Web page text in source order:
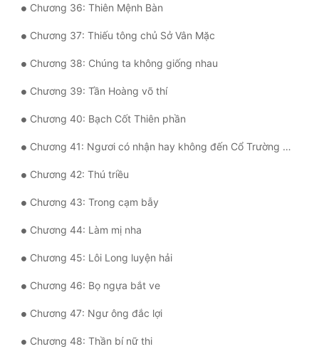
Chương 36: Thiên Mệnh Bàn
Chương 37: Thiếu tông chủ Sở Vân Mặc
Chương 38: Chúng ta không giống nhau
Chương 39: Tần Hoàng võ thí
Chương 40: Bạch Cốt Thiên phần
Chương 41: Ngươi có nhận hay không đến Cổ Trường Thanh
Chương 42: Thú triều
Chương 43: Trong cạm bẫy
Chương 44: Làm mị nha
Chương 45: Lôi Long luyện hải
Chương 46: Bọ ngựa bắt ve
Chương 47: Ngư ông đắc lợi
Chương 48: Thần bí nữ thi